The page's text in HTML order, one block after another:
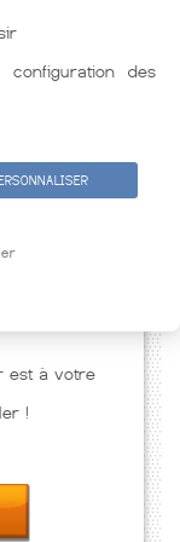
est à votre
!
des